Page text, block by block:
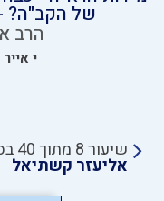
של הקב"ה?
הרב
י
שיעור 8 מתוך 40 בסדרת
אליעזר קשתיאל